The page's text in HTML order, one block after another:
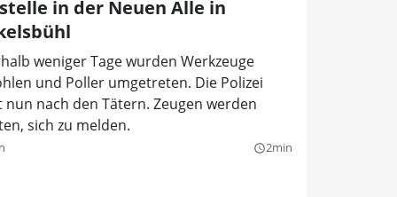
in der Neuen Alle in
weniger Tage wurden Werkzeuge
und Poller umgetreten. Die Polizei
nun nach den Tätern. Zeugen werden
sich zu melden.
query_builder2min